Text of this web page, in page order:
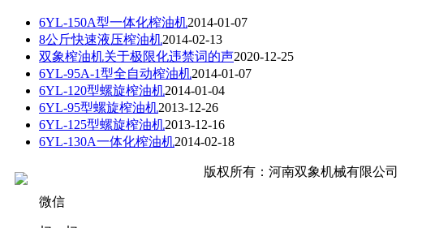
6YL-150A型一体化榨油机2014-01-07
8公斤快速液压榨油机2014-02-13
双象榨油机关于极限化违禁词的声2020-12-25
6YL-95A-1型全自动榨油机2014-01-07
6YL-120型螺旋榨油机2014-01-04
6YL-95型螺旋榨油机2013-12-26
6YL-125型螺旋榨油机2013-12-16
6YL-130A一体化榨油机2014-02-18
版权所有：河南双象机械有限公司
微信